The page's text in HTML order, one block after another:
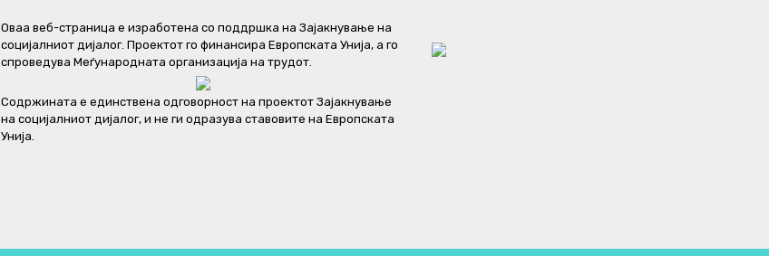
Оваа веб-страница е изработена со поддршка на Зајакнување на
социјалниот дијалог. Проектот го финансира Европската Унија, а го
спроведува Меѓународната организација на трудот.
Содржината е единствена одговорност на проектот Зајакнување
на социјалниот дијалог, и не ги одразува ставовите на Европската
Унија.